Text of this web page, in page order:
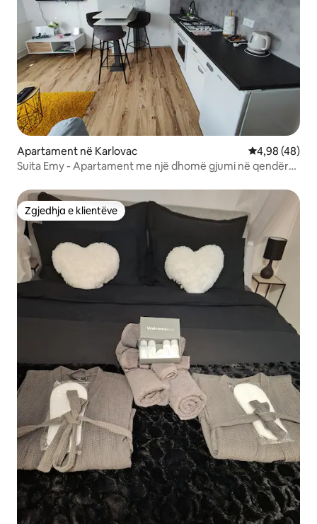
Apartament në Karlovac Vlerësimi
4,98 (48)
Suita Emy - Apartament me një dhomë gjumi në qendër
Zgjedhja e klientëve
Zgjedhja e klientëve